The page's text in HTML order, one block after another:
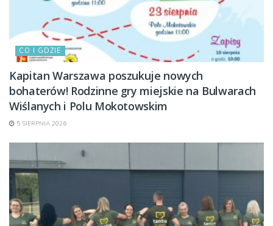
CO I GDZIE
Kapitan Warszawa poszukuje nowych
bohaterów! Rodzinne gry miejskie na Bulwarach
Wiślanych i Polu Mokotowskim
5 SIERPNIA 2026